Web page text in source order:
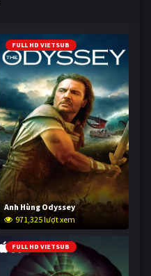
FULL HD VIETSUB
Anh Hùng Odyssey
971,325 lượt xem
FULL HD VIETSUB